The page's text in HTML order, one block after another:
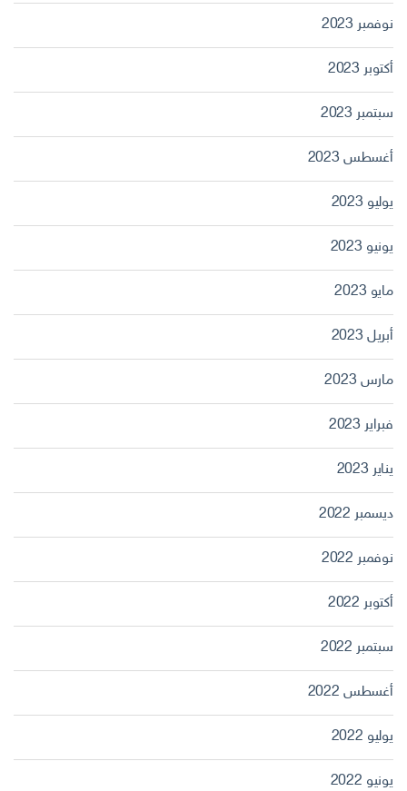
نوفمبر 2023
أكتوبر 2023
سبتمبر 2023
أغسطس 2023
يوليو 2023
يونيو 2023
مايو 2023
أبريل 2023
مارس 2023
فبراير 2023
يناير 2023
ديسمبر 2022
نوفمبر 2022
أكتوبر 2022
سبتمبر 2022
أغسطس 2022
يوليو 2022
يونيو 2022